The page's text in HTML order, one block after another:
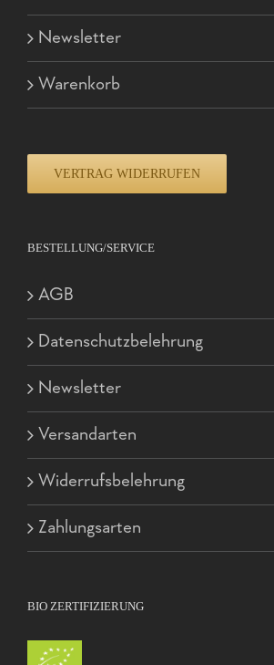
Newsletter
Warenkorb
VERTRAG WIDERRUFEN
BESTELLUNG/SERVICE
AGB
Datenschutzbelehrung
Newsletter
Versandarten
Widerrufsbelehrung
Zahlungsarten
BIO ZERTIFIZIERUNG